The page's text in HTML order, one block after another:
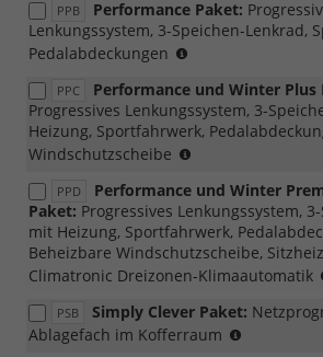
PPB Performance Paket:
Lenkungssystem, 3-Speichen-Lenkrad,
Pedalabdeckungen
mit
PWM/PWN,
Loft)
PPC
Performance und Winter Plus
Progressives Lenkungssystem, 3-
Heizung, Sportfahrwerk,
Windschutzscheibe
Loft
möglich)
PPD
Performance und Winter
Paket: Progressives Lenkungssystem,
mit Heizung, Sportfahrwerk,
Beheizbare Windschutzscheibe,
Climatronic Dreizonen-Klimaautomatik
PSB Simply Clever Paket:
Ablagefach im Kofferraum